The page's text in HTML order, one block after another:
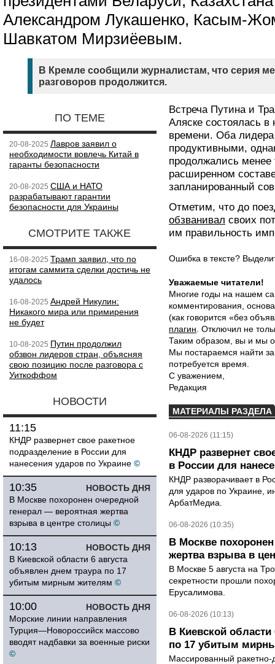
Александром Лукашенко, Касым-
Шавкатом Мирзиёевым.
В Кремле сообщили журналистам, что серия
разговоров продолжится.
ПО ТЕМЕ
20-08-2025 Лавров заявил о
необходимости вовлечь Китай в
гаранты безопасности
20-08-2025 США и НАТО
разрабатывают гарантии
безопасности для Украины
СМОТРИТЕ ТАКЖЕ
16-08-2025 Трамп заявил, что по
итогам саммита сделки достичь не
удалось
16-08-2025 Андрей Никулин:
Никакого мира или примирения
не будет
10-08-2025 Путин продолжил
обзвон лидеров стран, объясняя
свою позицию после разговора с
Уиткоффом
НОВОСТИ
11:15
КНДР развернет свое ракетное
подразделение в России для
нанесения ударов по Украине ©
НОВОСТЬ ДНЯ
10:35
В Москве похоронен очередной
генерал — вероятная жертва
взрыва в центре столицы ©
НОВОСТЬ ДНЯ
10:13
В Киевской области 6 августа
объявлен днем траура по 17
убитым мирным жителям ©
НОВОСТЬ ДНЯ
10:00
Морские линии направления
Турция—Новороссийск массово
вводят надбавки за военные риски
©
Встреча Путина и
Аляске состоялась в
времени. Оба лидера
продуктивными,
продолжались менее
расширенном
запланированный
Отметим, что до
обзванивал своих
им правильность
Ошибка в тексте?
Уважаемые читатели!
Многие годы на нашем
комментирования,
(как говорится «без
плагин . Отключил не
Таким образом, вы и мы
Мы постараемся найти
потребуется время.
С уважением,
Редакция
МАТЕРИАЛЫ РАЗДЕЛА
06-08-2026 (11:15)
КНДР развернет
в России для
КНДР разворачивает в
для ударов по Украине,
АрбатМедиа.
06-08-2026 (10:35)
В Москве
жертва взрыва в
В Москве 5 августа на
секретности прошли
Ерусалимова.
06-08-2026 (10:13)
В Киевской
по 17 убитым
Массированный ракетно-